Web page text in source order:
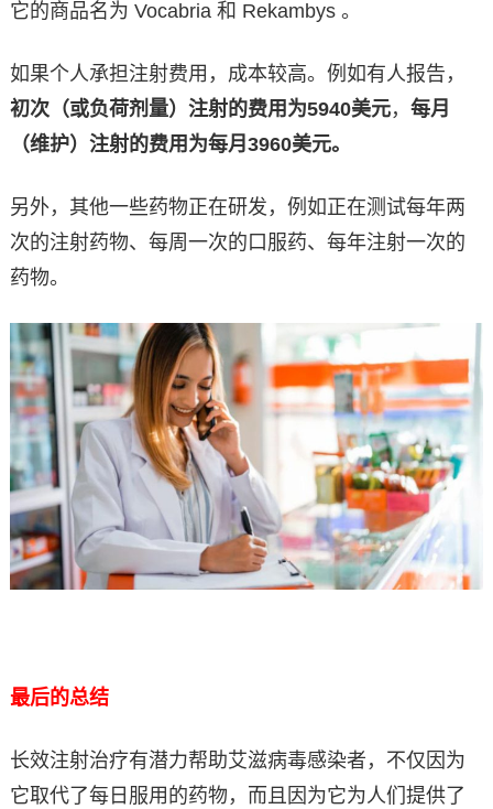
它的商品名为 Vocabria 和 Rekambys 。
如果个人承担注射费用，成本较高。例如有人报告，
初次（或负荷剂量）注射的费用为5940美元， 每月
（维护）注射的费用为每月3960美元。
另外，其他一些药物正在研发，例如正在测试每年两
次的注射药物、每周一次的口服药、每年注射一次的
药物。
最后的总结
长效注射治疗有潜力帮助艾滋病毒感染者，不仅因为
它取代了每日服用的药物，而且因为它为人们提供了